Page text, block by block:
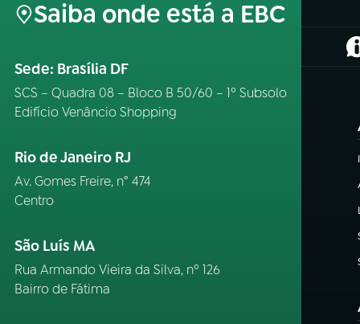
Saiba onde está a EBC
Sede: Brasília DF
SCS – Quadra 08 – Bloco B 50/60 – 1º Subsolo
Edifício Venâncio Shopping
Rio de Janeiro RJ
Av. Gomes Freire, n° 474
Centro
São Luís MA
Rua Armando Vieira da Silva, nº 126
Bairro de Fátima